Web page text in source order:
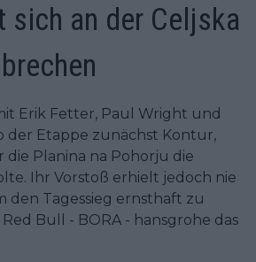
sich an der Celjska
Erik Fetter, Paul Wright und
der Etappe zunächst Kontur,
Planina na Pohorju die
Ihr Vorstoß erhielt jedoch nie
den Tagessieg ernsthaft zu
Bull - BORA - hansgrohe das